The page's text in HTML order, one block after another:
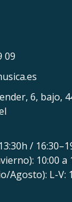
09
6, bajo,
/
10:00 a
Agosto): L-V: